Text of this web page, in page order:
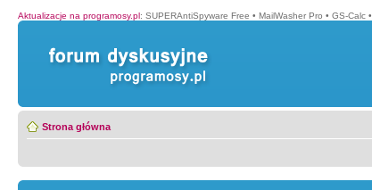
Aktualizacje na programosy.pl: SUPERAntiSpyware Free • MailWasher Pro • GS-Calc •
Strona główna